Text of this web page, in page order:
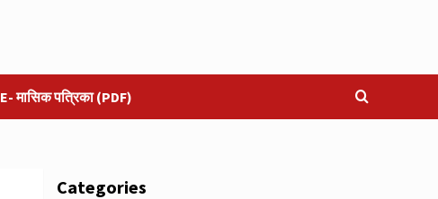
E- मासिक पत्रिका (PDF)
Categories